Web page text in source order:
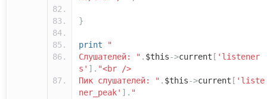
}
print
"
Слушателей: " . $this->current [ 'listener
s' ]. "<br />
Пик слушателей: " . $this->current [ 'liste
ner_peak' ]. "